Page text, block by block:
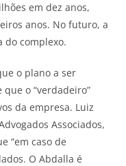
em dez anos,
anos. No futuro, a
do complexo.
o plano a ser
o “verdadeiro”
da empresa. Luiz
Associados,
“em caso de
O Abdalla é